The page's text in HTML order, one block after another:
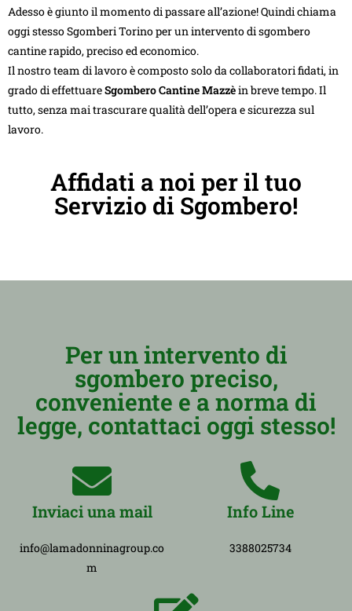
Adesso è giunto il momento di passare all’azione! Quindi chiama
oggi stesso Sgomberi Torino per un intervento di sgombero
cantine rapido, preciso ed economico.
Il nostro team di lavoro è composto solo da collaboratori fidati, in
grado di effettuareSgombero Cantine Mazzèin breve tempo. Il
tutto, senza mai trascurare qualità dell’opera e sicurezza sul
lavoro.
Affidati a noi per il tuo
Servizio di Sgombero!
Per un intervento di
sgombero preciso,
conveniente e a norma di
legge, contattaci oggi stesso!
Inviaci una mail
info@lamadonninagroup.co
m
Info Line
3388025734